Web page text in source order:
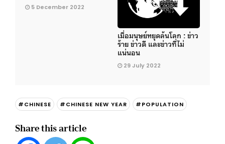
5 December 2022
เมื่อมนุษย์หยุดล้นโลก : ข่าว
ร้าย ข่าวดี และข่าวที่ไม่
แน่นอน
29 July 2022
#CHINESE #CHINESE NEW YEAR #POPULATION
Share this article